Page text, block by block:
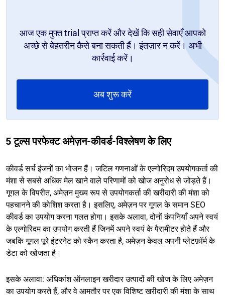
आज एक मुफ्त trial प्राप्त करें और देखें कि सही सेवाएँ आपको
अच्छे से बेहतरीन कैसे बना सकती हैं। इंतज़ार न करें। अभी
कार्रवाई करें।
अब शुरू करें
5 टूल्स परफेक्ट अमेज़न-कीवर्ड-विश्लेषण के लिए
कीवर्ड सर्च इंजनों का भोजन हैं। जटिल गणनाओं के एल्गोरिदम उपयोगकर्ता की
मंशा से सबसे अधिक मेल खाने वाले परिणामों को खोज अनुरोध से जोड़ते हैं।
गूगल के विपरीत, अमेज़न मुख्य रूप से उपयोगकर्ता की खरीदारी की मंशा को
पहचानने की कोशिश करता है। इसलिए, अमेज़न पर गूगल के समान SEO
कीवर्ड का उपयोग करना गलत होगा। इसके अलावा, दोनों कंपनियाँ अपने स्वयं
के एल्गोरिदम का उपयोग करती हैं जिनमें अपने स्वयं के पैरामीटर होते हैं और
जबकि गूगल पूरे इंटरनेट को स्कैन करता है, अमेज़न केवल अपनी प्लेटफ़ॉर्म के
डेटा को खोजता है।
इसके अलावा: अधिकांश ऑनलाइन खरीदार उत्पादों की खोज के लिए अमेज़न
का उपयोग करते हैं, और वे आमतौर पर एक विशिष्ट खरीदारी की मंशा के साथ